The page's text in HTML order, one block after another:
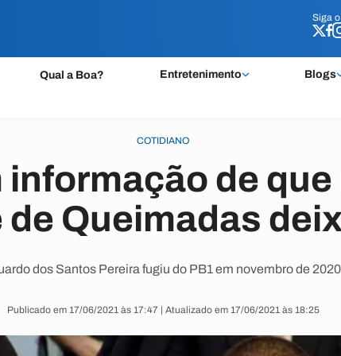
Siga o
Qual a Boa? Entretenimento Blogs
Siga o
COTIDIANO
informação de
Queimadas
dos Santos Pereira fugiu do PB1 em novembro de
Publicado em 17/06/2021 às 17:47 | Atualizado em 17/06/2021 às 18:25